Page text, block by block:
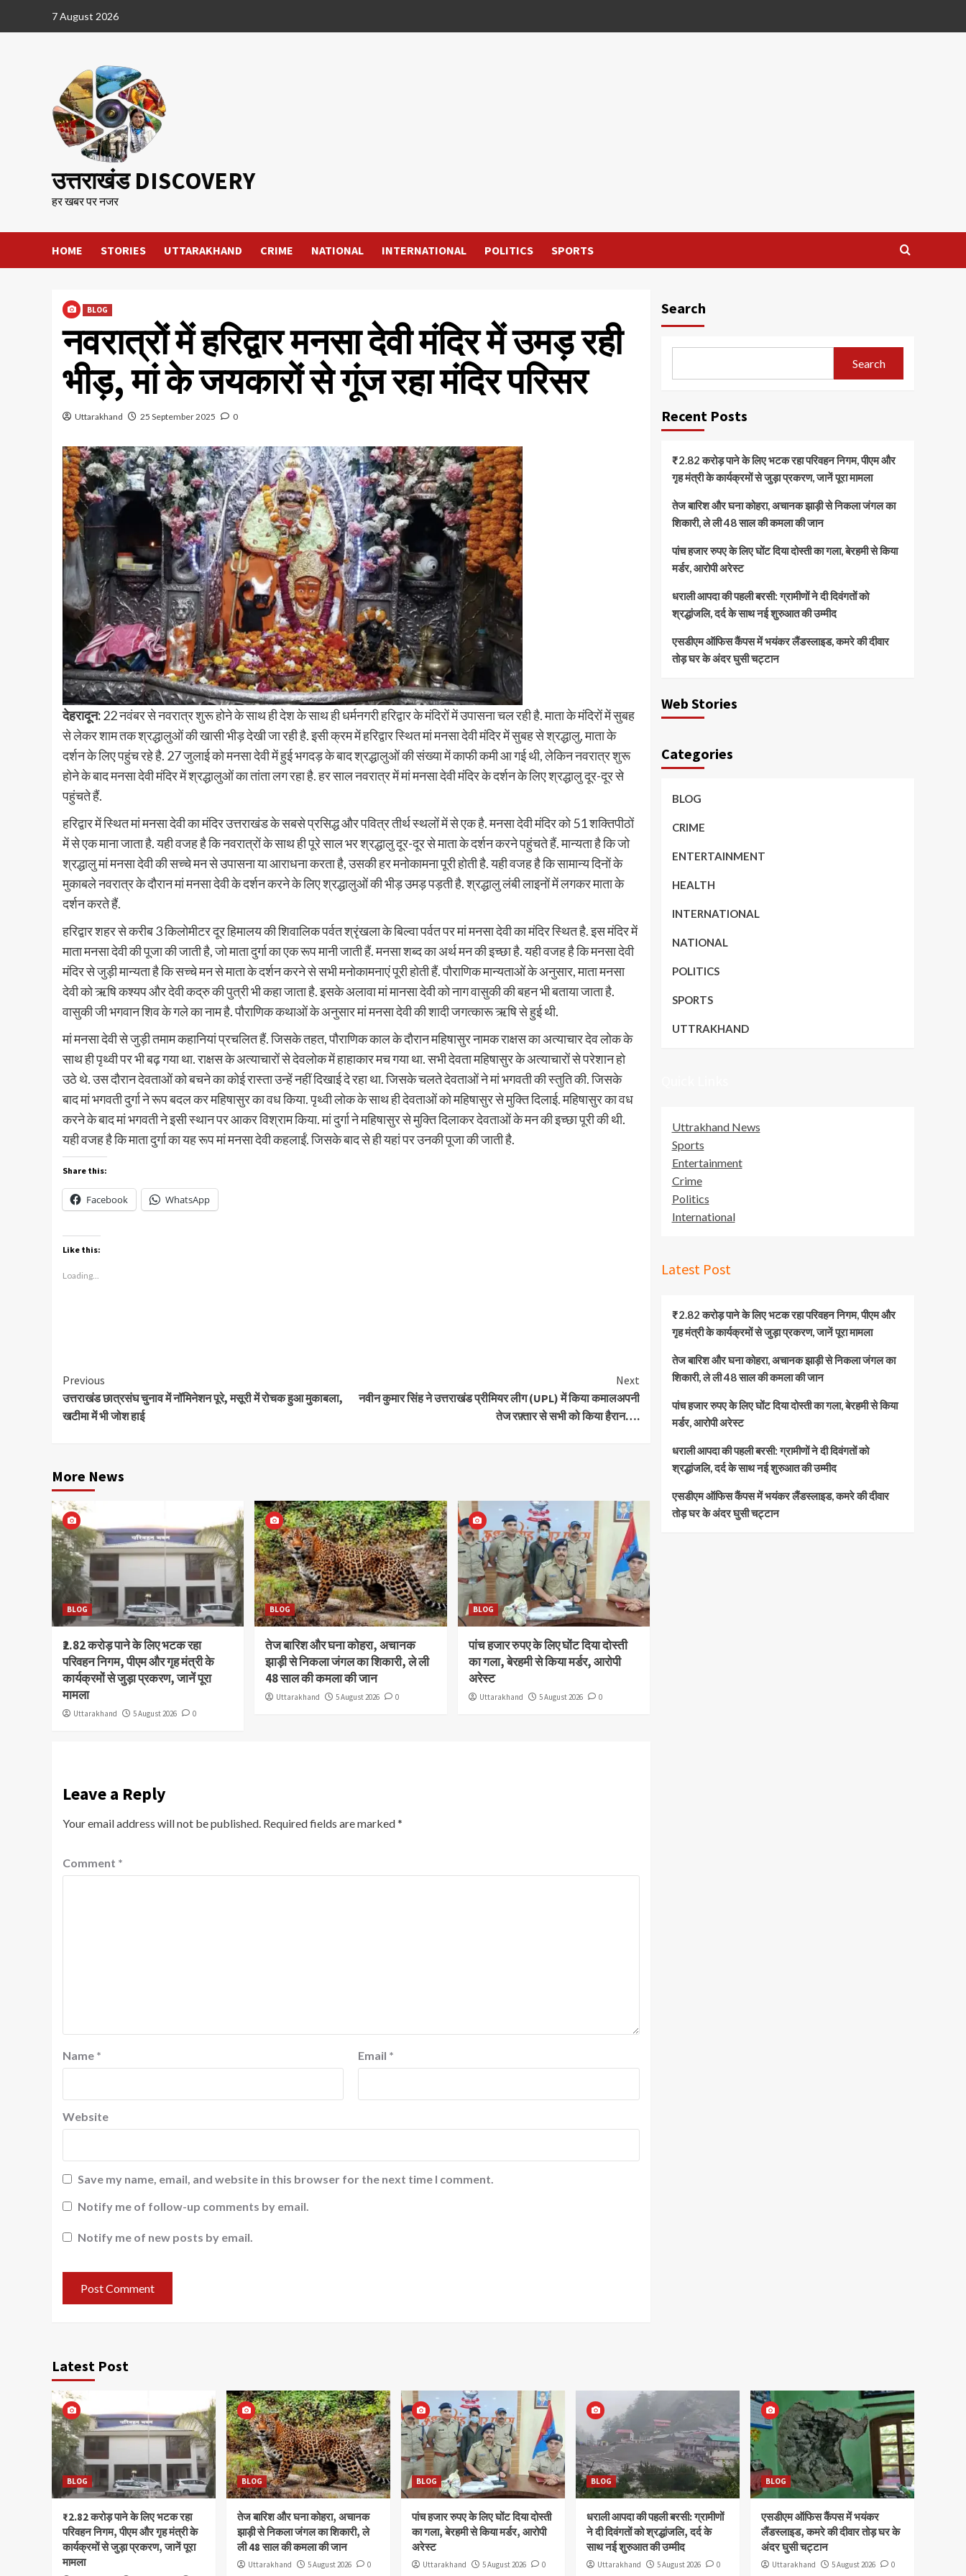
7 August 2026
उत्तराखंड DISCOVERY
हर खबर पर नजर
HOME STORIES UTTARAKHAND CRIME NATIONAL INTERNATIONAL POLITICS SPORTS
BLOG
नवरात्रों में हरिद्वार मनसा देवी मंदिर में उमड़ रही
भीड़, मां के जयकारों से गूंज रहा मंदिर परिसर
Uttarakhand 25 September 2025 0
देहरादून:22 नवंबर से नवरात्र शुरू होने के साथ ही देश के साथ ही धर्मनगरी हरिद्वार के मंदिरों में उपासना चल रही है. माता के मंदिरों में सुबह
से लेकर शाम तक श्रद्धालुओं की खासी भीड़ देखी जा रही है. इसी क्रम में हरिद्वार स्थित मां मनसा देवी मंदिर में सुबह से श्रद्धालु, माता के
दर्शन के लिए पहुंच रहे है. 27 जुलाई को मनसा देवी में हुई भगदड़ के बाद श्रद्धालुओं की संख्या में काफी कमी आ गई थी, लेकिन नवरात्र शुरू
होने के बाद मनसा देवी मंदिर में श्रद्धालुओं का तांता लग रहा है. हर साल नवरात्र में मां मनसा देवी मंदिर के दर्शन के लिए श्रद्धालु दूर-दूर से
पहुंचते हैं.
हरिद्वार में स्थित मां मनसा देवी का मंदिर उत्तराखंड के सबसे प्रसिद्ध और पवित्र तीर्थ स्थलों में से एक है. मनसा देवी मंदिर को 51 शक्तिपीठों
में से एक माना जाता है. यही वजह है कि नवरात्रों के साथ ही पूरे साल भर श्रद्धालु दूर-दूर से माता के दर्शन करने पहुंचते हैं. मान्यता है कि जो
श्रद्धालु मां मनसा देवी की सच्चे मन से उपासना या आराधना करता है, उसकी हर मनोकामना पूरी होती है. यही वजह है कि सामान्य दिनों के
मुकाबले नवरात्र के दौरान मां मनसा देवी के दर्शन करने के लिए श्रद्धालुओं की भीड़ उमड़ पड़ती है. श्रद्धालु लंबी लाइनों में लगकर माता के
दर्शन करते हैं.
हरिद्वार शहर से करीब 3 किलोमीटर दूर हिमालय की शिवालिक पर्वत श्रृंखला के बिल्वा पर्वत पर मां मनसा देवी का मंदिर स्थित है. इस मंदिर में
माता मनसा देवी की पूजा की जाती है, जो माता दुर्गा का एक रूप मानी जाती हैं. मनसा शब्द का अर्थ मन की इच्छा है. यही वजह है कि मनसा देवी
मंदिर से जुड़ी मान्यता है कि सच्चे मन से माता के दर्शन करने से सभी मनोकामनाएं पूरी होती हैं. पौराणिक मान्यताओं के अनुसार, माता मनसा
देवी को ऋषि कश्यप और देवी कद्रु की पुत्री भी कहा जाता है. इसके अलावा मां मानसा देवी को नाग वासुकी की बहन भी बताया जाता है.
वासुकी जी भगवान शिव के गले का नाम है. पौराणिक कथाओं के अनुसार मां मनसा देवी की शादी जगत्कारू ऋषि से हुई थी.
मां मनसा देवी से जुड़ी तमाम कहानियां प्रचलित हैं. जिसके तहत, पौराणिक काल के दौरान महिषासुर नामक राक्षस का अत्याचार देव लोक के
साथ ही पृथ्वी पर भी बढ़ गया था. राक्षस के अत्याचारों से देवलोक में हाहाकार मच गया था. सभी देवता महिषासुर के अत्याचारों से परेशान हो
उठे थे. उस दौरान देवताओं को बचने का कोई रास्ता उन्हें नहीं दिखाई दे रहा था. जिसके चलते देवताओं ने मां भगवती की स्तुति की. जिसके
बाद मां भगवती दुर्गा ने रूप बदल कर महिषासुर का वध किया. पृथ्वी लोक के साथ ही देवताओं को महिषासुर से मुक्ति दिलाई. महिषासुर का वध
करने के बाद मां भगवती ने इसी स्थान पर आकर विश्राम किया. मां दुर्गा ने महिषासुर से मुक्ति दिलाकर देवताओं के मन की इच्छा पूरी की थी.
यही वजह है कि माता दुर्गा का यह रूप मां मनसा देवी कहलाईं. जिसके बाद से ही यहां पर उनकी पूजा की जाती है.
Share this:
Facebook WhatsApp
Like this:
Loading...
Continue
Reading
Previous
उत्तराखंड छात्रसंघ चुनाव में नॉमिनेशन पूरे, मसूरी में रोचक हुआ मुकाबला,
खटीमा में भी जोश हाई
Next
नवीन कुमार सिंह ने उत्तराखंड प्रीमियर लीग (UPL) में किया कमालअपनी
तेज रफ़्तार से सभी को किया हैरान….
More News
BLOG
₹2.82 करोड़ पाने के लिए भटक रहा
परिवहन निगम, पीएम और गृह मंत्री के
कार्यक्रमों से जुड़ा प्रकरण, जानें पूरा
मामला
Uttarakhand 5 August 2026 0
BLOG
तेज बारिश और घना कोहरा, अचानक
झाड़ी से निकला जंगल का शिकारी, ले ली
48 साल की कमला की जान
Uttarakhand 5 August 2026 0
BLOG
पांच हजार रुपए के लिए घोंट दिया दोस्ती
का गला, बेरहमी से किया मर्डर, आरोपी
अरेस्ट
Uttarakhand 5 August 2026 0
Leave a Reply
Your email address will not be published. Required fields are marked*
Comment *
Name * Email *
Website
Save my name, email, and website in this browser for the next time I comment.
Notify me of follow-up comments by email.
Notify me of new posts by email.
Search
Search
Recent Posts
₹2.82 करोड़ पाने के लिए भटक रहा परिवहन निगम, पीएम और
गृह मंत्री के कार्यक्रमों से जुड़ा प्रकरण, जानें पूरा मामला
तेज बारिश और घना कोहरा, अचानक झाड़ी से निकला जंगल का
शिकारी, ले ली 48 साल की कमला की जान
पांच हजार रुपए के लिए घोंट दिया दोस्ती का गला, बेरहमी से किया
मर्डर, आरोपी अरेस्ट
धराली आपदा की पहली बरसी: ग्रामीणों ने दी दिवंगतों को
श्रद्धांजलि, दर्द के साथ नई शुरुआत की उम्मीद
एसडीएम ऑफिस कैंपस में भयंकर लैंडस्लाइड, कमरे की दीवार
तोड़ घर के अंदर घुसी चट्टान
Web Stories
Categories
BLOG
CRIME
ENTERTAINMENT
HEALTH
INTERNATIONAL
NATIONAL
POLITICS
SPORTS
UTTRAKHAND
Uttrakhand News
Sports
Entertainment
Crime
Politics
International
Latest Post
₹2.82 करोड़ पाने के लिए भटक रहा परिवहन निगम, पीएम और
गृह मंत्री के कार्यक्रमों से जुड़ा प्रकरण, जानें पूरा मामला
तेज बारिश और घना कोहरा, अचानक झाड़ी से निकला जंगल का
शिकारी, ले ली 48 साल की कमला की जान
पांच हजार रुपए के लिए घोंट दिया दोस्ती का गला, बेरहमी से किया
मर्डर, आरोपी अरेस्ट
धराली आपदा की पहली बरसी: ग्रामीणों ने दी दिवंगतों को
श्रद्धांजलि, दर्द के साथ नई शुरुआत की उम्मीद
एसडीएम ऑफिस कैंपस में भयंकर लैंडस्लाइड, कमरे की दीवार
तोड़ घर के अंदर घुसी चट्टान
Latest Post
BLOG
₹2.82 करोड़ पाने के लिए भटक रहा
परिवहन निगम, पीएम और गृह मंत्री के
कार्यक्रमों से जुड़ा प्रकरण, जानें पूरा
मामला
BLOG
तेज बारिश और घना कोहरा, अचानक
झाड़ी से निकला जंगल का शिकारी, ले
ली 48 साल की कमला की जान
Uttarakhand 5 August 2026 0
BLOG
पांच हजार रुपए के लिए घोंट दिया दोस्ती
का गला, बेरहमी से किया मर्डर, आरोपी
अरेस्ट
Uttarakhand 5 August 2026 0
BLOG
धराली आपदा की पहली बरसी: ग्रामीणों
ने दी दिवंगतों को श्रद्धांजलि, दर्द के
साथ नई शुरुआत की उम्मीद
Uttarakhand 5 August 2026 0
BLOG
एसडीएम ऑफिस कैंपस में भयंकर
लैंडस्लाइड, कमरे की दीवार तोड़ घर के
अंदर घुसी चट्टान
Uttarakhand 5 August 2026 0